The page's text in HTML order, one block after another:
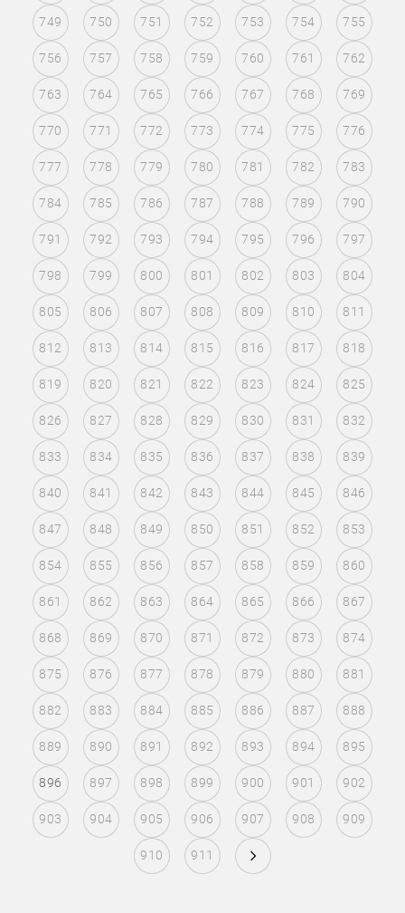
749 750 751 752 753 754 755
756 757 758 759 760 761 762
763 764 765 766 767 768 769
770 771 772 773 774 775 776
777 778 779 780 781 782 783
784 785 786 787 788 789 790
791 792 793 794 795 796 797
798 799 800 801 802 803 804
805 806 807 808 809 810 811
812 813 814 815 816 817 818
819 820 821 822 823 824 825
826 827 828 829 830 831 832
833 834 835 836 837 838 839
840 841 842 843 844 845 846
847 848 849 850 851 852 853
854 855 856 857 858 859 860
861 862 863 864 865 866 867
868 869 870 871 872 873 874
875 876 877 878 879 880 881
882 883 884 885 886 887 888
889 890 891 892 893 894 895
896 897 898 899 900 901 902
903 904 905 906 907 908 909
910 911